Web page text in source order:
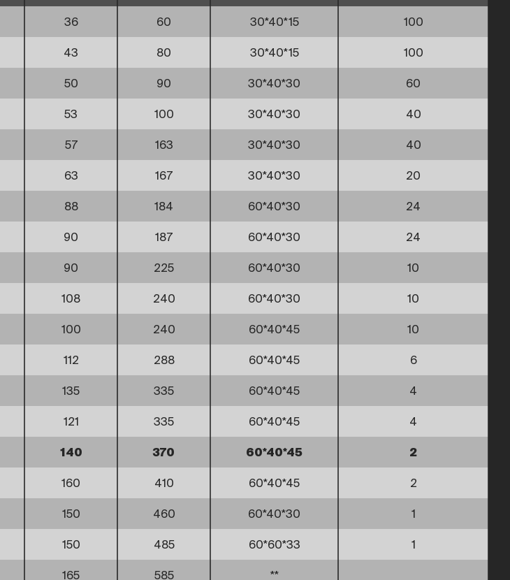
36 60 30*40*15 100
43 80 30*40*15 100
50 90 30*40*30 60
53 100 30*40*30 40
57 163 30*40*30 40
63 167 30*40*30 20
88 184 60*40*30 24
90 187 60*40*30 24
90 225 60*40*30 10
108 240 60*40*30 10
100 240 60*40*45 10
112 288 60*40*45 6
135 335 60*40*45 4
121 335 60*40*45 4
140 370 60*40*45 2
160 410 60*40*45 2
150 460 60*40*30 1
150 485 60*60*33 1
165 585 **